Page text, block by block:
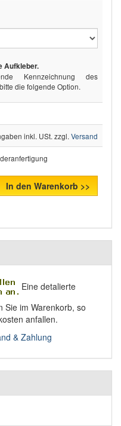
Aufkleber.
Kennzeichnung des
die folgende Option.
inkl. USt. zzgl. Versand
In den Warenkorb >>
Eine detalierte
Sie im Warenkorb, so
anfallen.
& Zahlung